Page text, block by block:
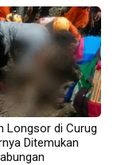
Longsor di Curug
Ditemukan